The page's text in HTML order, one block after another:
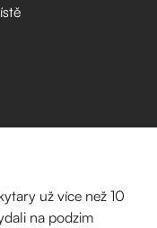
už více než 10
na podzim